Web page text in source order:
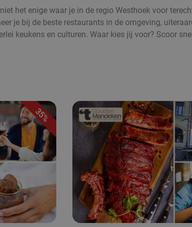
het enige waar je in de regio Westhoek voor
je bij de beste restaurants in de omgeving,
keukens en culturen. Waar kies jij voor? Scoor
35%